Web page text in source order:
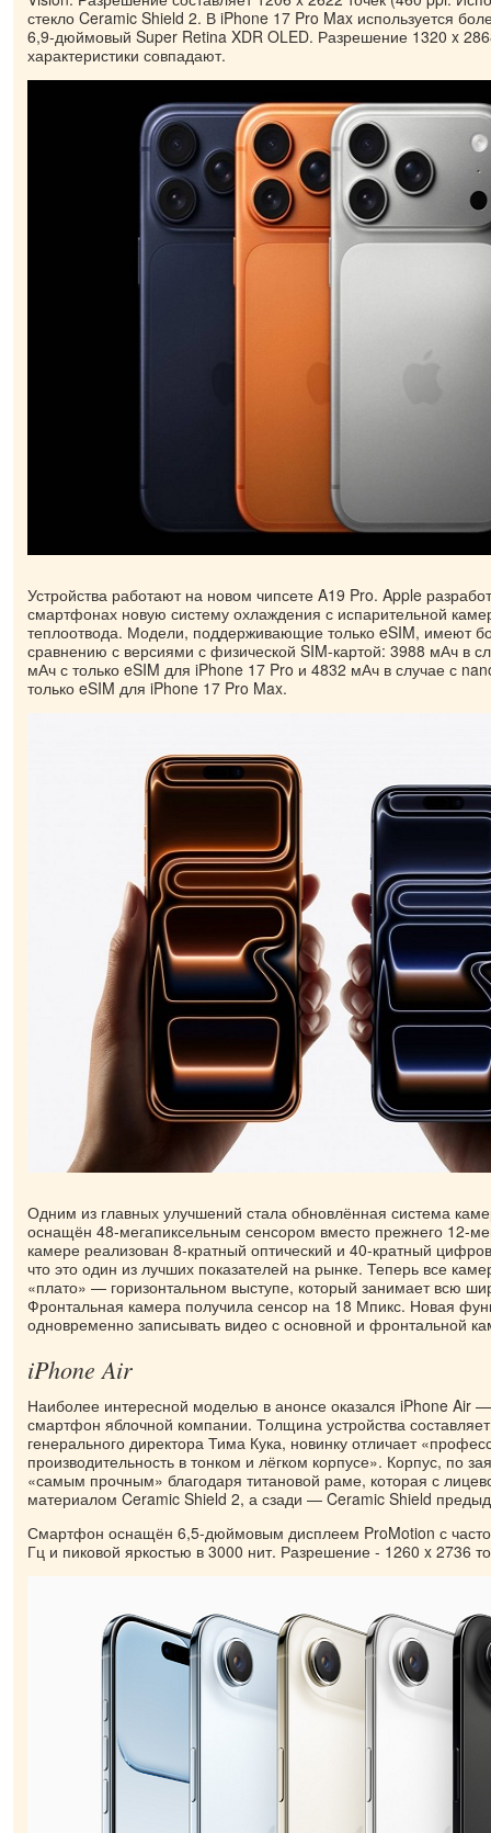
стекло Ceramic Shield 2. В iPhone 17 Pro Max используется
6,9-дюймовый Super Retina XDR OLED. Разрешение 1320 x
характеристики совпадают.
Устройства работают на новом чипсете A19 Pro. Apple
смартфонах новую систему охлаждения с испарительной
теплоотвода. Модели, поддерживающие только eSIM, имеют
сравнению с версиями с физической SIM-картой: 3988 мАч в
мАч с только eSIM для iPhone 17 Pro и 4832 мАч в случае с
только eSIM для iPhone 17 Pro Max.
Одним из главных улучшений стала обновлённая система
оснащён 48-мегапиксельным сенсором вместо прежнего 12-
камере реализован 8-кратный оптический и 40-кратный
что это один из лучших показателей на рынке. Теперь все
«плато» — горизонтальном выступе, который занимает всю
Фронтальная камера получила сенсор на 18 Мпикс. Новая
одновременно записывать видео с основной и фронтальной
​iPhone Air
Наиболее интересной моделью в анонсе оказался iPhone Air
смартфон яблочной компании. Толщина устройства
генерального директора Тима Кука, новинку отличает
производительность в тонком и лёгком корпусе». Корпус, по
«самым прочным» благодаря титановой раме, которая с
материалом Ceramic Shield 2, а сзади — Ceramic Shield
Смартфон оснащён 6,5-дюймовым дисплеем ProMotion с
Гц и пиковой яркостью в 3000 нит. Разрешение - 1260 x 2736